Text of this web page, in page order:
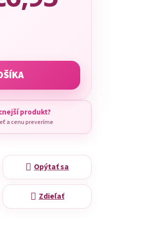
produkt?
a cenu preveríme
Opýtať sa
Zdieľať